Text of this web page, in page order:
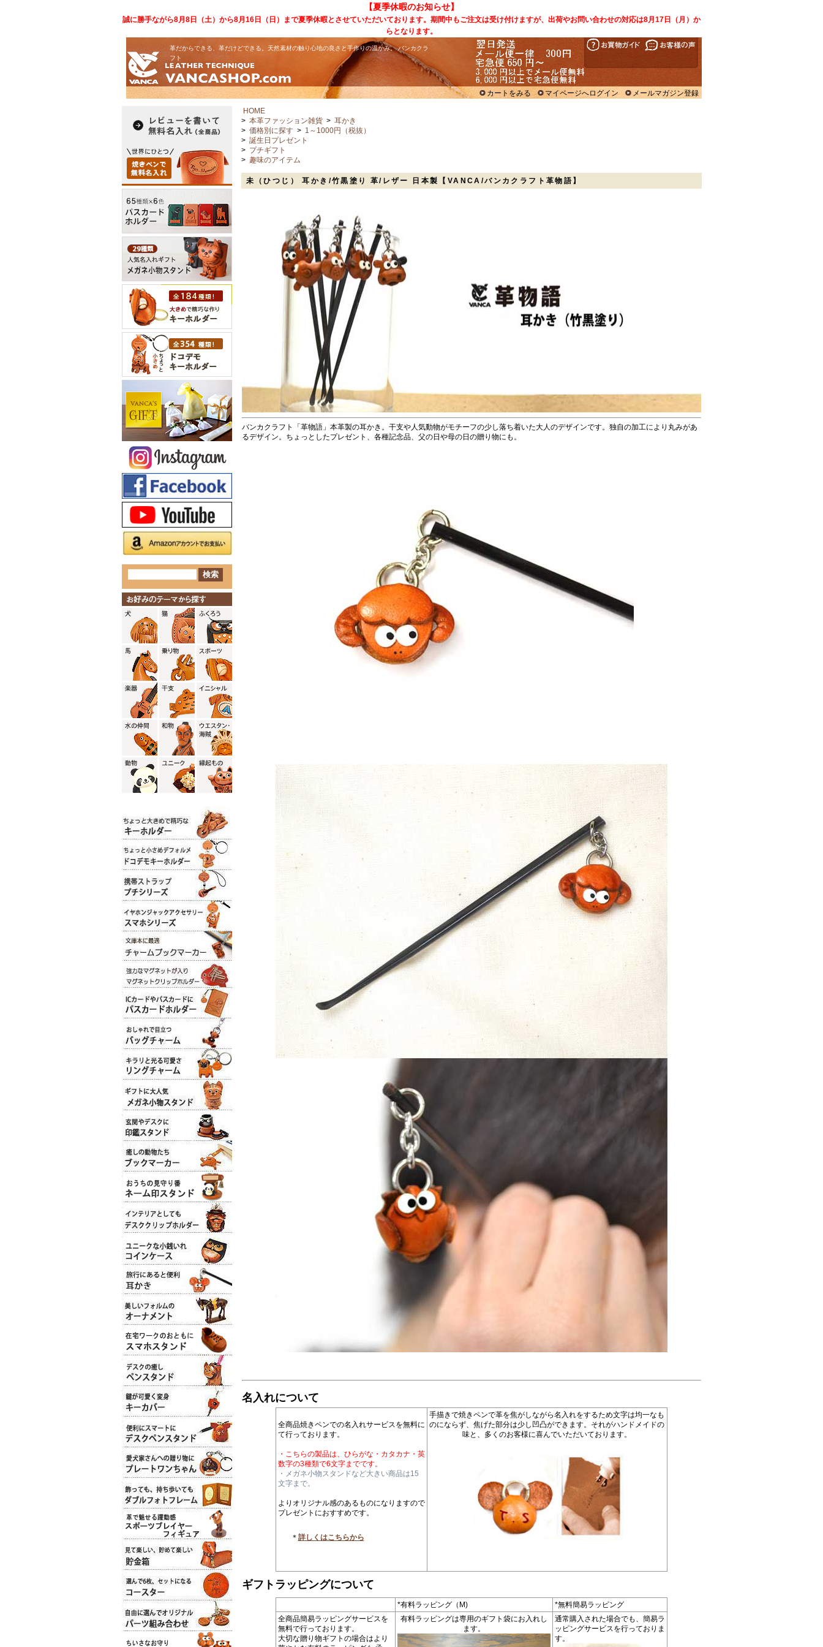
【夏季休暇のお知らせ】
誠に勝手ながら8月8日（土）から8月16日（日）まで夏季休暇とさせていただいております。期間中もご注文は受け付けますが、出荷やお問い合わせの対応は8月17日（月）か
らとなります。
革だからできる、革だけどできる。天然素材の触り心地の良さと手作りの温かみ。 バンカクラ
フト
カートをみる マイページへログイン メールマガジン登録
HOME
> 本革ファッション雑貨 > 耳かき
> 価格別に探す > 1～1000円（税抜）
> 誕生日プレゼント
> プチギフト
> 趣味のアイテム
未（ひつじ） 耳かき/竹黒塗り 革/レザー 日本製【VANCA/バンカクラフト革物語】
バンカクラフト「革物語」本革製の耳かき。干支や人気動物がモチーフの少し落ち着いた大人のデザインです。独自の加工により丸みがあ
るデザイン。ちょっとしたプレゼント、各種記念品、父の日や母の日の贈り物にも。
名入れについて
全商品焼きペンでの名入れサービスを無料に
て行っております。
・こちらの製品は、ひらがな・カタカナ・英
数字の3種類で6文字までです。
・メガネ小物スタンドなど大きい商品は15
文字まで。
よりオリジナル感のあるものになりますので
プレゼントにおすすめです。
＊ 詳しくはこちらから
手描きで焼きペンで革を焦がしながら名入れをするため文字は均一なも
のにならず、焦げた部分は少し凹凸ができます。それがハンドメイドの
味と、多くのお客様に喜んでいただいております。
ギフトラッピングについて
*有料ラッピング（M)
*無料簡易ラッピング
全商品簡易ラッピングサービスを
無料で行っております。
大切な贈り物ギフトの場合はより
有料ラッピングは専用のギフト袋にお入れし
ます。
通常購入された場合でも、簡易ラ
ッピングサービスを行っておりま
す。